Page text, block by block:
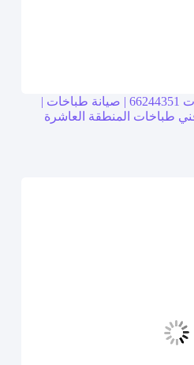
تصليح طباخات | فني طباخات 66244351 | صيانة طباخات |
طباخات المنطقة العاشرة